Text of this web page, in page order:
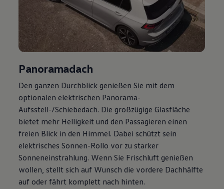
Panoramadach
Den ganzen Durchblick genießen Sie mit dem
optionalen elektrischen Panorama-
Aufsstell-/Schiebedach. Die großzügige Glasfläche
bietet mehr Helligkeit und den Passagieren einen
freien Blick in den Himmel. Dabei schützt sein
elektrisches Sonnen-Rollo vor zu starker
Sonneneinstrahlung. Wenn Sie Frischluft genießen
wollen, stellt sich auf Wunsch die vordere Dachhälfte
auf oder fährt komplett nach hinten.